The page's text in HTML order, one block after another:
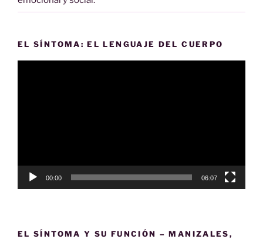
EL SÍNTOMA: EL LENGUAJE DEL CUERPO
00:00 06:07
EL SÍNTOMA Y SU FUNCIÓN – MANIZALES,